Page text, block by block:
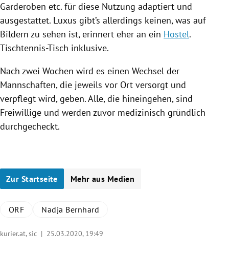
Garderoben etc. für diese Nutzung adaptiert und
ausgestattet. Luxus gibt’s allerdings keinen, was auf
Bildern zu sehen ist, erinnert eher an ein Hostel.
Tischtennis-Tisch inklusive.
Nach zwei Wochen wird es einen Wechsel der
Mannschaften, die jeweils vor Ort versorgt und
verpflegt wird, geben. Alle, die hineingehen, sind
Freiwillige und werden zuvor medizinisch gründlich
durchgecheckt.
Zur Startseite Mehr aus Medien
ORF Nadja Bernhard
kurier.at, sic | 25.03.2020, 19:49